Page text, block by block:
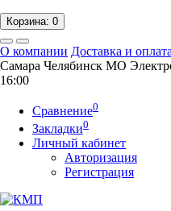
Корзина: 0
О компании Доставка и оплата
Самара Челябинск МO
16:00
Сравнение0
Закладки0
Личный кабинет
Авторизация
Регистрация